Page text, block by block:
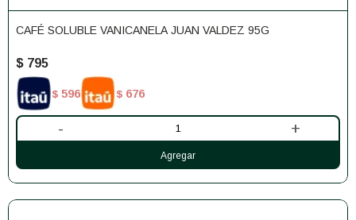
CAFÉ SOLUBLE VANICANELA JUAN VALDEZ 95G
$ 795
$ 596 $ 676
- +